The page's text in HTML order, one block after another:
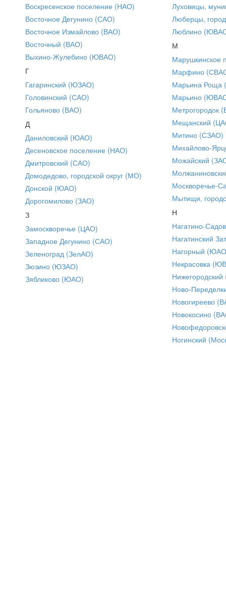
Воскресенское поселение (НАО)
Восточное Дегунино (САО)
Восточное Измайлово (ВАО)
Восточный (ВАО)
Выхино-Жулебино (ЮВАО)
Г
Гагаринский (ЮЗАО)
Головинский (САО)
Гольяново (ВАО)
Д
Даниловский (ЮАО)
Десеновское поселение (НАО)
Дмитровский (САО)
Домодедово, городской округ (МО)
Донской (ЮАО)
Дорогомилово (ЗАО)
З
Замоскворечье (ЦАО)
Западное Дегунино (САО)
Зеленоград (ЗелАО)
Зюзино (ЮЗАО)
Зябликово (ЮАО)
Луховицы,
Люберцы,
Люблино
М
Марушкинское
Марфино
Марьина Роща
Марьино
Метрогородок
Мещанский
Митино (СЗАО)
Михайлово-
Можайский
Москворечье-
Мытищи,
Н
Нагатино-
Нагатинский
Нагорный
Некрасовка
Ново-
Новогиреево
Новокосино
Ногинский